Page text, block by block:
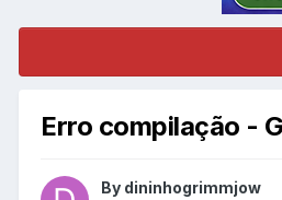
Erro compilação -
By dininhogrimmjow